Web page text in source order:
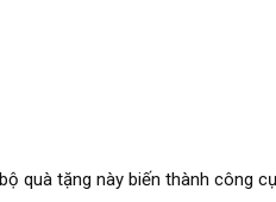
quà tặng này biến thành công